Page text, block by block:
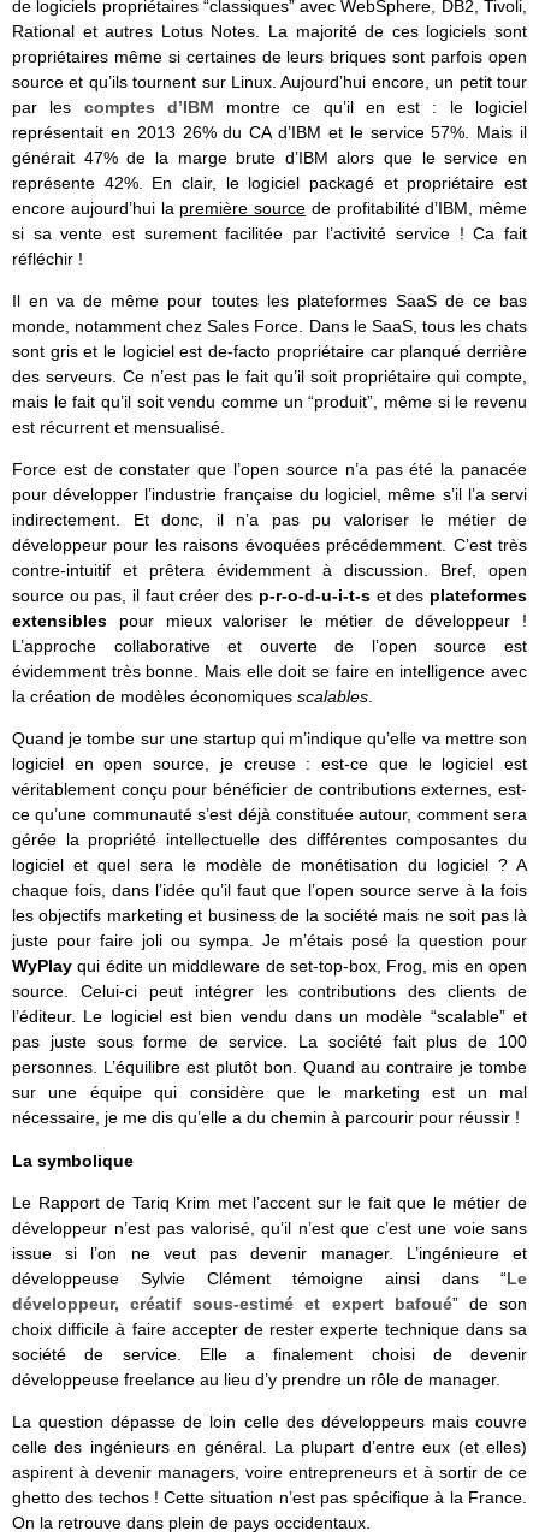
de logiciels propriétaires “classiques” avec WebSphere, DB2, Tivoli,
Rational et autres Lotus Notes. La majorité de ces logiciels sont
propriétaires même si certaines de leurs briques sont parfois open
source et qu’ils tournent sur Linux. Aujourd’hui encore, un petit tour
par les comptes d’IBM montre ce qu’il en est : le logiciel
représentait en 2013 26% du CA d’IBM et le service 57%. Mais il
générait 47% de la marge brute d’IBM alors que le service en
représente 42%. En clair, le logiciel packagé et propriétaire est
encore aujourd’hui la première source de profitabilité d’IBM, même
si sa vente est surement facilitée par l’activité service ! Ca fait
réfléchir !
Il en va de même pour toutes les plateformes SaaS de ce bas
monde, notamment chez Sales Force. Dans le SaaS, tous les chats
sont gris et le logiciel est de-facto propriétaire car planqué derrière
des serveurs. Ce n’est pas le fait qu’il soit propriétaire qui compte,
mais le fait qu’il soit vendu comme un “produit”, même si le revenu
est récurrent et mensualisé.
Force est de constater que l’open source n’a pas été la panacée
pour développer l’industrie française du logiciel, même s’il l’a servi
indirectement. Et donc, il n’a pas pu valoriser le métier de
développeur pour les raisons évoquées précédemment. C’est très
contre-intuitif et prêtera évidemment à discussion. Bref, open
source ou pas, il faut créer des p-r-o-d-u-i-t-set des plateformes
extensibles pour mieux valoriser le métier de développeur !
L’approche collaborative et ouverte de l’open source est
évidemment très bonne. Mais elle doit se faire en intelligence avec
la création de modèles économiques scalables.
Quand je tombe sur une startup qui m’indique qu’elle va mettre son
logiciel en open source, je creuse : est-ce que le logiciel est
véritablement conçu pour bénéficier de contributions externes, est-
ce qu’une communauté s’est déjà constituée autour, comment sera
gérée la propriété intellectuelle des différentes composantes du
logiciel et quel sera le modèle de monétisation du logiciel ? A
chaque fois, dans l’idée qu’il faut que l’open source serve à la fois
les objectifs marketing et business de la société mais ne soit pas là
juste pour faire joli ou sympa. Je m’étais posé la question pour
WyPlayqui édite un middleware de set-top-box, Frog, mis en open
source. Celui-ci peut intégrer les contributions des clients de
l’éditeur. Le logiciel est bien vendu dans un modèle “scalable” et
pas juste sous forme de service. La société fait plus de 100
personnes. L’équilibre est plutôt bon. Quand au contraire je tombe
sur une équipe qui considère que le marketing est un mal
nécessaire, je me dis qu’elle a du chemin à parcourir pour réussir !
La symbolique
Le Rapport de Tariq Krim met l’accent sur le fait que le métier de
développeur n’est pas valorisé, qu’il n’est que c’est une voie sans
issue si l’on ne veut pas devenir manager. L’ingénieure et
développeuse Sylvie Clément témoigne ainsi dans “Le
développeur, créatif sous-estimé et expert bafoué” de son
choix difficile à faire accepter de rester experte technique dans sa
société de service. Elle a finalement choisi de devenir
développeuse freelance au lieu d’y prendre un rôle de manager.
La question dépasse de loin celle des développeurs mais couvre
celle des ingénieurs en général. La plupart d’entre eux (et elles)
aspirent à devenir managers, voire entrepreneurs et à sortir de ce
ghetto des techos ! Cette situation n’est pas spécifique à la France.
On la retrouve dans plein de pays occidentaux.